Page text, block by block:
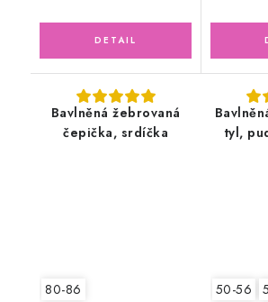
Bavlněná žebrovaná
čepička, srdíčka
80-86
tyl,
50-56